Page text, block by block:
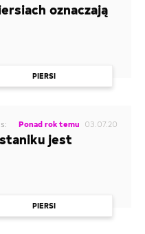
oznaczają
PIERSI
Ponad rok temu 03.07.20
jest
PIERSI